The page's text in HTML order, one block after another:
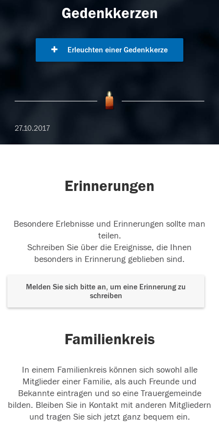
Gedenkkerzen
Erleuchten einer Gedenkkerze
27.10.2017
Erinnerungen
Besondere Erlebnisse und Erinnerungen sollte man
teilen.
Schreiben Sie über die Ereignisse, die Ihnen
besonders in Erinnerung geblieben sind.
Melden Sie sich bitte an, um eine Erinnerung zu
schreiben
Familienkreis
In einem Familienkreis können sich sowohl alle
Mitglieder einer Familie, als auch Freunde und
Bekannte eintragen und so eine Trauergemeinde
bilden. Bleiben Sie in Kontakt mit anderen Mitgliedern
und tragen Sie sich jetzt ganz bequem ein.